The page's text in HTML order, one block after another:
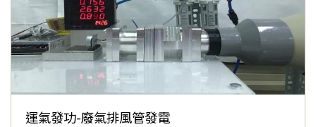
運氣發功-廢氣排風管發電